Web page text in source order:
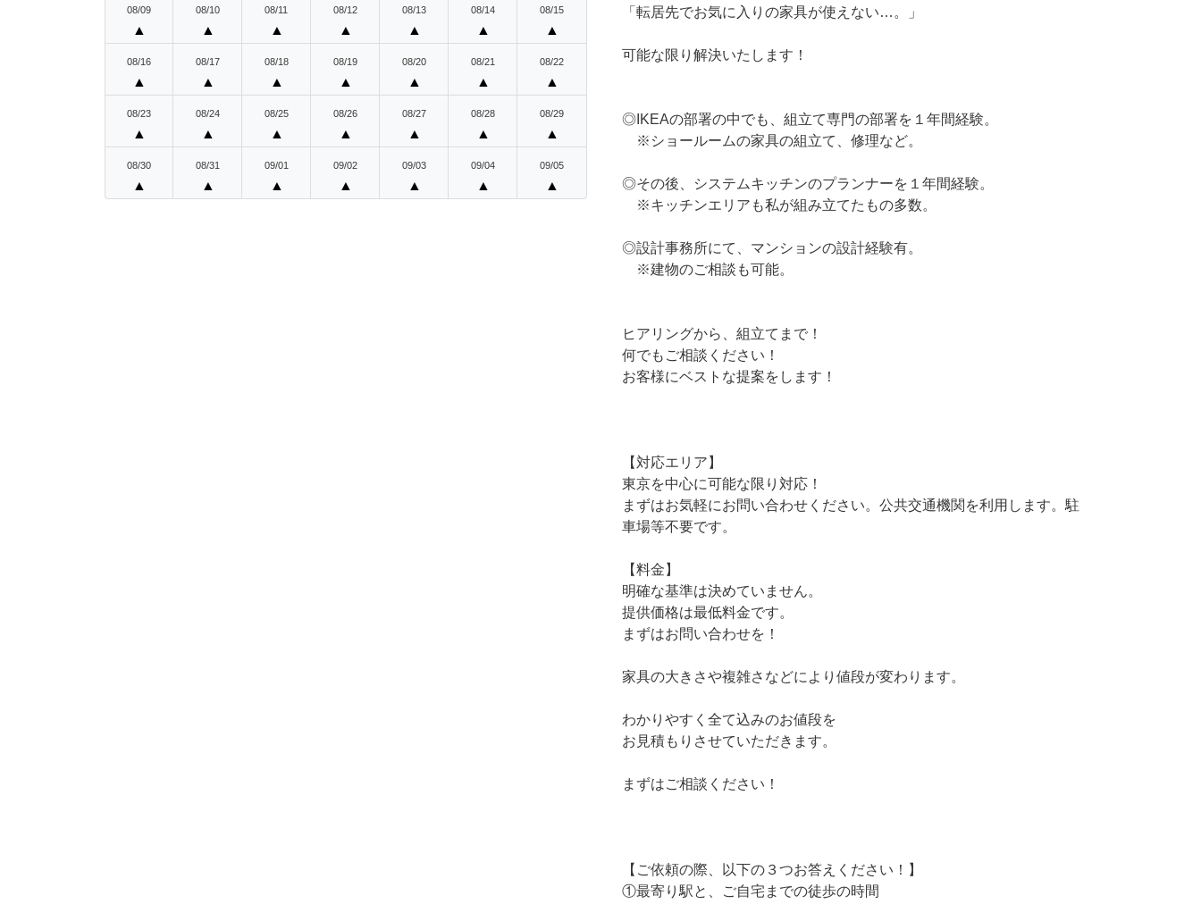
08/09
▲
08/10
▲
08/11
▲
08/12
▲
08/13
▲
08/14
▲
08/15
▲
08/16
▲
08/17
▲
08/18
▲
08/19
▲
08/20
▲
08/21
▲
08/22
▲
08/23
▲
08/24
▲
08/25
▲
08/26
▲
08/27
▲
08/28
▲
08/29
▲
08/30
▲
08/31
▲
09/01
▲
09/02
▲
09/03
▲
09/04
▲
09/05
▲
「転居先でお気に入りの家具が使えない…。」
可能な限り解決いたします！
◎IKEAの部署の中でも、組立て専門の部署を１年間経験。
※ショールームの家具の組立て、修理など。
◎その後、システムキッチンのプランナーを１年間経験。
※キッチンエリアも私が組み立てたもの多数。
◎設計事務所にて、マンションの設計経験有。
※建物のご相談も可能。
ヒアリングから、組立てまで！
何でもご相談ください！
お客様にベストな提案をします！
【対応エリア】
東京を中心に可能な限り対応！
まずはお気軽にお問い合わせください。公共交通機関を利用します。駐
車場等不要です。
【料金】
明確な基準は決めていません。
提供価格は最低料金です。
まずはお問い合わせを！
家具の大きさや複雑さなどにより値段が変わります。
わかりやすく全て込みのお値段を
お見積もりさせていただきます。
まずはご相談ください！
【ご依頼の際、以下の３つお答えください！】
①最寄り駅と、ご自宅までの徒歩の時間